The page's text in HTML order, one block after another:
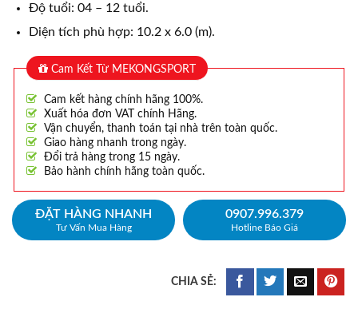
Độ tuổi: 04 – 12 tuổi.
Diện tích phù hợp: 10.2 x 6.0 (m).
Cam Kết Từ MEKONGSPORT
Cam kết hàng chính hãng 100%.
Xuất hóa đơn VAT chính Hãng.
Vận chuyển, thanh toán tại nhà trên toàn quốc.
Giao hàng nhanh trong ngày.
Đổi trả hàng trong 15 ngày.
Bảo hành chính hãng toàn quốc.
ĐẶT HÀNG NHANH
Tư Vấn Mua Hàng
0907.996.379
Hotline Báo Giá